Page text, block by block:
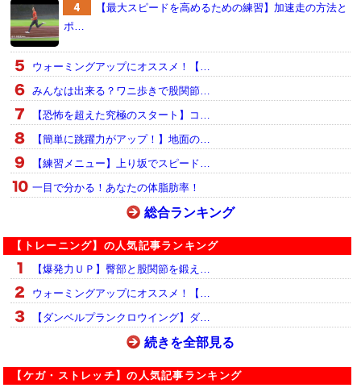
【最大スピードを高めるための練習】加速走の方法と
ポ…
ウォーミングアップにオススメ！【…
みんなは出来る？ワニ歩きで股関節…
【恐怖を超えた究極のスタート】コ…
【簡単に跳躍力がアップ！】地面の…
【練習メニュー】上り坂でスピード…
一目で分かる！あなたの体脂肪率！
総合ランキング
【トレーニング】の人気記事ランキング
【爆発力ＵＰ】臀部と股関節を鍛え…
ウォーミングアップにオススメ！【…
【ダンベルプランクロウイング】ダ…
続きを全部見る
【ケガ・ストレッチ】の人気記事ランキング